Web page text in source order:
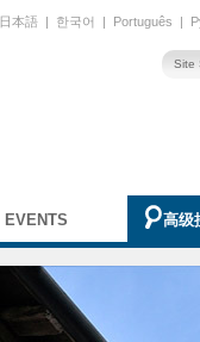
日本語 | 한국어 | Português |
EVENTS 高级